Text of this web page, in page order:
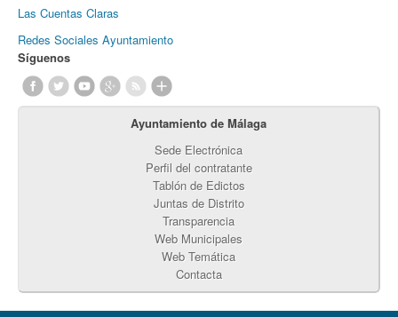
Las Cuentas Claras
Redes Sociales Ayuntamiento
Síguenos
Ayuntamiento de Málaga
Sede Electrónica
Perfil del contratante
Tablón de Edictos
Juntas de Distrito
Transparencia
Web Municipales
Web Temática
Contacta